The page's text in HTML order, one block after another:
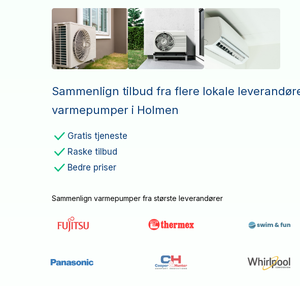
Sammenlign tilbud fra flere lokale
varmepumper i Holmen
Gratis tjeneste
Raske tilbud
Bedre priser
Sammenlign varmepumper fra største leverandører